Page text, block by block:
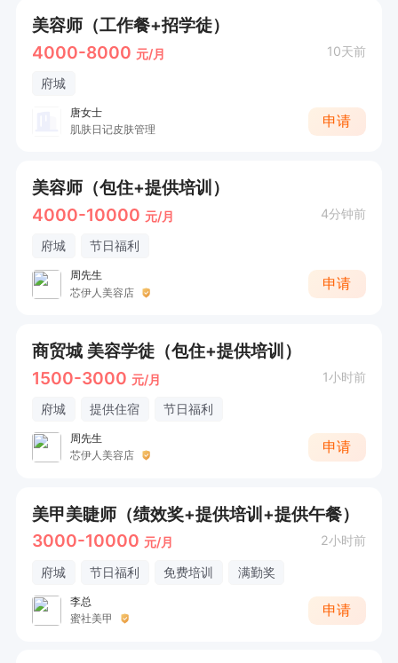
美容师（工作餐+招学徒）
4000-8000 元/月 10天前
府城
唐女士
肌肤日记皮肤管理
申请
美容师（包住+提供培训）
4000-10000 元/月 4分钟前
府城 节日福利
周先生
芯伊人美容店
申请
商贸城 美容学徒（包住+提供培训）
1500-3000 元/月 1小时前
府城 提供住宿 节日福利
周先生
芯伊人美容店
申请
美甲美睫师（绩效奖+提供培训+提供午餐）
3000-10000 元/月 2小时前
府城 节日福利 免费培训 满勤奖
李总
蜜社美甲
申请